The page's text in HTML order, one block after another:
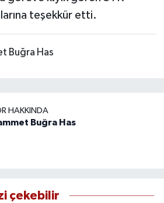
teşekkür etti.
Buğra Has
HAKKINDA
Buğra Has
çekebilir